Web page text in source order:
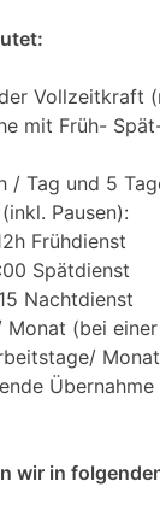
Vollzeitkraft
mit Früh-
/ Tag und 5
Pausen):
Frühdienst
Spätdienst
Nachtdienst
(bei
Monat
wir in